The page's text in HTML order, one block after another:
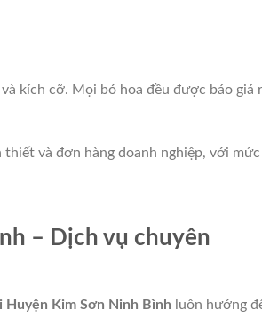
kích cỡ. Mọi bó hoa đều được báo giá
thiết và đơn hàng doanh nghiệp, với mức
– Dịch vụ chuyên
Huyện Kim Sơn Ninh Bình luôn hướng